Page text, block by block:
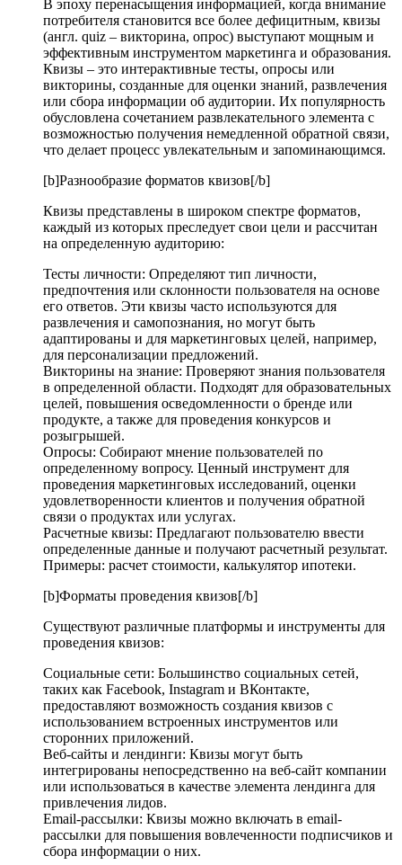
В эпоху перенасыщения информацией, когда внимание
потребителя становится все более дефицитным, квизы
(англ. quiz – викторина, опрос) выступают мощным и
эффективным инструментом маркетинга и образования.
Квизы – это интерактивные тесты, опросы или
викторины, созданные для оценки знаний, развлечения
или сбора информации об аудитории. Их популярность
обусловлена сочетанием развлекательного элемента с
возможностью получения немедленной обратной связи,
что делает процесс увлекательным и запоминающимся.
[b]Разнообразие форматов квизов[/b]
Квизы представлены в широком спектре форматов,
каждый из которых преследует свои цели и рассчитан
на определенную аудиторию:
Тесты личности: Определяют тип личности,
предпочтения или склонности пользователя на основе
его ответов. Эти квизы часто используются для
развлечения и самопознания, но могут быть
адаптированы и для маркетинговых целей, например,
для персонализации предложений.
Викторины на знание: Проверяют знания пользователя
в определенной области. Подходят для образовательных
целей, повышения осведомленности о бренде или
продукте, а также для проведения конкурсов и
розыгрышей.
Опросы: Собирают мнение пользователей по
определенному вопросу. Ценный инструмент для
проведения маркетинговых исследований, оценки
удовлетворенности клиентов и получения обратной
связи о продуктах или услугах.
Расчетные квизы: Предлагают пользователю ввести
определенные данные и получают расчетный результат.
Примеры: расчет стоимости, калькулятор ипотеки.
[b]Форматы проведения квизов[/b]
Существуют различные платформы и инструменты для
проведения квизов:
Социальные сети: Большинство социальных сетей,
таких как Facebook, Instagram и ВКонтакте,
предоставляют возможность создания квизов с
использованием встроенных инструментов или
сторонних приложений.
Веб-сайты и лендинги: Квизы могут быть
интегрированы непосредственно на веб-сайт компании
или использоваться в качестве элемента лендинга для
привлечения лидов.
Email-рассылки: Квизы можно включать в email-
рассылки для повышения вовлеченности подписчиков и
сбора информации о них.